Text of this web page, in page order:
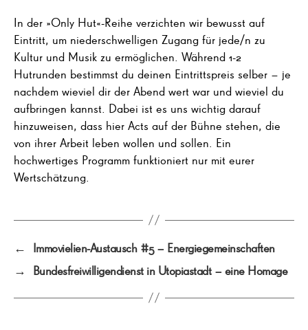
In der »Only Hut«-Reihe verzichten wir bewusst auf
Eintritt, um niederschwelligen Zugang für jede/n zu
Kultur und Musik zu ermöglichen. Während 1-2
Hutrunden bestimmst du deinen Eintrittspreis selber – je
nachdem wieviel dir der Abend wert war und wieviel du
aufbringen kannst. Dabei ist es uns wichtig darauf
hinzuweisen, dass hier Acts auf der Bühne stehen, die
von ihrer Arbeit leben wollen und sollen. Ein
hochwertiges Programm funktioniert nur mit eurer
Wertschätzung.
←
Immovielien-Austausch #5 – Energiegemeinschaften
→
Bundesfreiwilligendienst in Utopiastadt – eine Homage